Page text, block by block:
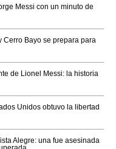
Messi con un minuto de
Cerro Bayo se prepara para
de Lionel Messi: la historia
Unidos obtuvo la libertad
Alegre: una fue asesinada